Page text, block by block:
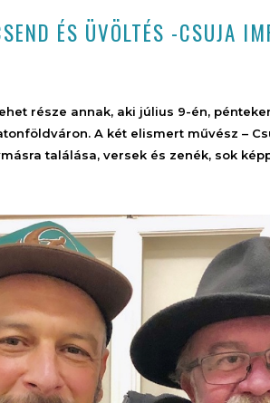
ÉS ÜVÖLTÉS -CSUJA
része annak, aki július 9-én,
A két elismert művész –
találása, versek és zenék, sok